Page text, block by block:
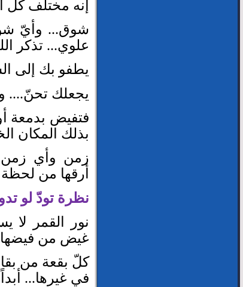
إنه مختلف كل
شوق... وأيّ
علوي... تذكر
يطفو بك إلى
يجعلك تحنّ....
فتفيض بدمعة
بذلك المكان
زمن وأي
أرقها من
نظرة تودّ لو
نور القمر لا
غيض من
كلّ بقعة من
في غيرها... أبداً